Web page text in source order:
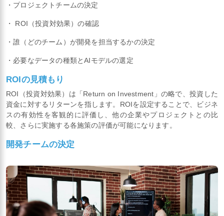
・プロジェクトチームの決定
・ ROI（投資対効果）の確認
・誰（どのチーム）が開発を担当するかの決定
・必要なデータの種類とAIモデルの選定
ROIの見積もり
ROI（投資対効果）は「Return on Investment」の略で、投資した
資金に対するリターンを指します。ROIを設定することで、ビジネ
スの有効性を客観的に評価し、他の企業やプロジェクトとの比
較、さらに実施する各施策の評価が可能になります。
開発チームの決定